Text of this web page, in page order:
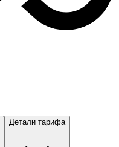
Детали тарифа